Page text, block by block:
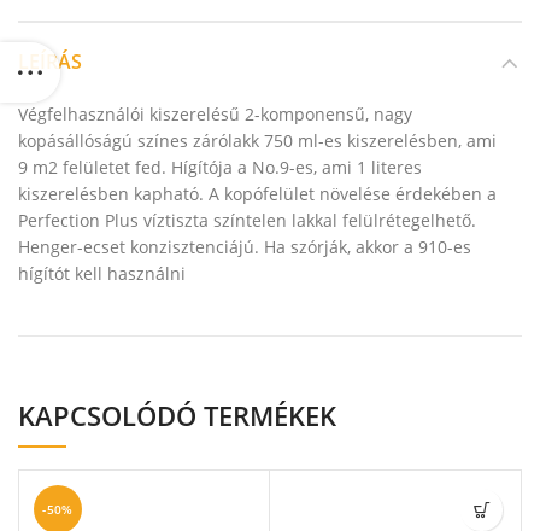
LEÍRÁS
Végfelhasználói kiszerelésű 2-komponensű, nagy
kopásállóságú színes zárólakk 750 ml-es kiszerelésben, ami
9 m2 felületet fed. Hígítója a No.9-es, ami 1 literes
kiszerelésben kapható. A kopófelület növelése érdekében a
Perfection Plus víztiszta színtelen lakkal felülrétegelhető.
Henger-ecset konzisztenciájú. Ha szórják, akkor a 910-es
hígítót kell használni
KAPCSOLÓDÓ TERMÉKEK
-50%